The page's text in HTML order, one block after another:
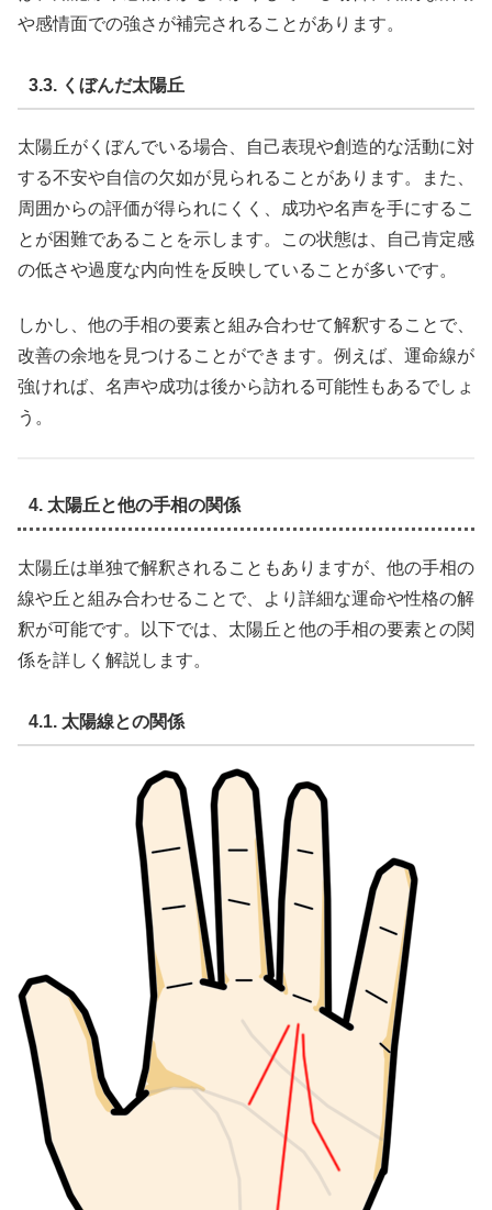
や感情面での強さが補完されることがあります。
3.3. くぼんだ太陽丘
太陽丘がくぼんでいる場合、自己表現や創造的な活動に対
する不安や自信の欠如が見られることがあります。また、
周囲からの評価が得られにくく、成功や名声を手にするこ
とが困難であることを示します。この状態は、自己肯定感
の低さや過度な内向性を反映していることが多いです。
しかし、他の手相の要素と組み合わせて解釈することで、
改善の余地を見つけることができます。例えば、運命線が
強ければ、名声や成功は後から訪れる可能性もあるでしょ
う。
4. 太陽丘と他の手相の関係
太陽丘は単独で解釈されることもありますが、他の手相の
線や丘と組み合わせることで、より詳細な運命や性格の解
釈が可能です。以下では、太陽丘と他の手相の要素との関
係を詳しく解説します。
4.1. 太陽線との関係